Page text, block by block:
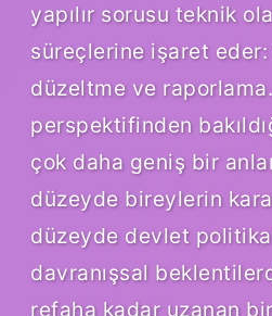
yapılır sorusu teknik
süreçlerine işaret
düzeltme ve
perspektifinden
çok daha geniş bir
düzeyde bireylerin
düzeyde devlet
davranışsal
refaha kadar uzanan